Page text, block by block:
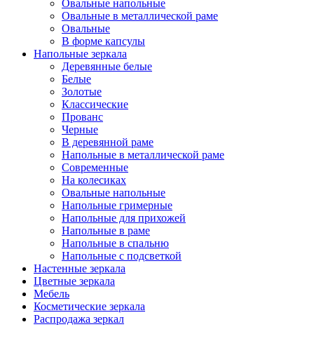
Овальные напольные
Овальные в металлической раме
Овальные
В форме капсулы
Напольные зеркала
Деревянные белые
Белые
Золотые
Классические
Прованс
Черные
В деревянной раме
Напольные в металлической раме
Современные
На колесиках
Овальные напольные
Напольные гримерные
Напольные для прихожей
Напольные в раме
Напольные в спальню
Напольные с подсветкой
Настенные зеркала
Цветные зеркала
Мебель
Косметические зеркала
Распродажа зеркал